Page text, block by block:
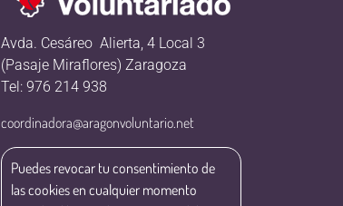
Avda. Cesáreo Alierta, 4 Local 3
(Pasaje Miraflores) Zaragoza
Tel: 976 214 938
coordinadora@aragonvoluntario.net
Puedes revocar tu consentimiento de
las cookies en cualquier momento